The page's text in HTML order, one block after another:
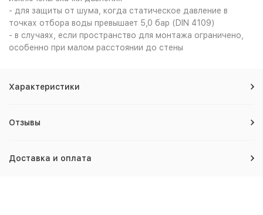
- для защиты от шума, когда статическое давление в
точках отбора воды превышает 5,0 бар (DIN 4109)
- в случаях, если пространство для монтажа ограничено,
особенно при малом расстоянии до стены
Характеристики
Отзывы
Доставка и оплата